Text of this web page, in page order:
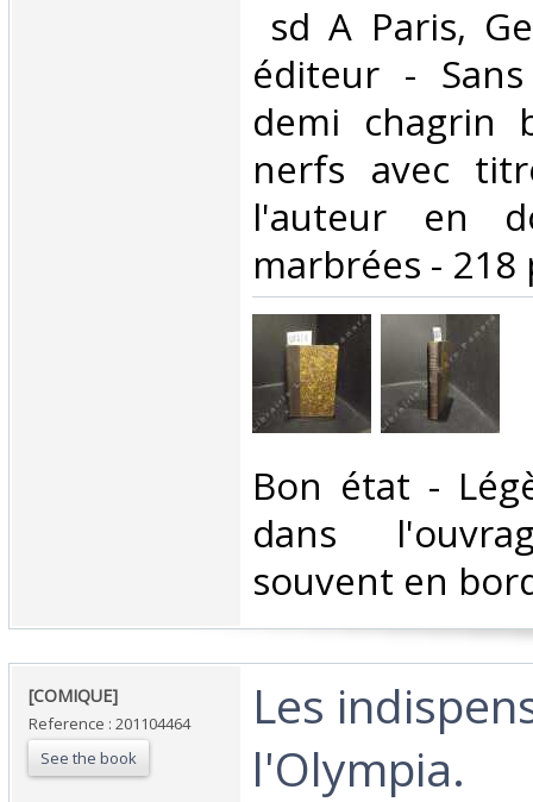
sd A Paris,
éditeur -
demi chagrin
nerfs avec
l'auteur en
marbrées - 218
‎Bon état -
dans
souvent en
‎[COMIQUE]‎
Reference : 201104464
See the book
‎Les
l'Olympia. ‎